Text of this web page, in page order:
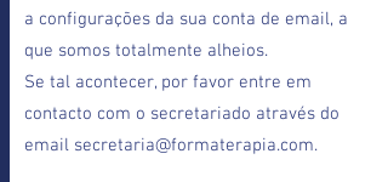
a configurações da sua conta de email, a
que somos totalmente alheios.
Se tal acontecer, por favor entre em
contacto com o secretariado através do
email secretaria@formaterapia.com.